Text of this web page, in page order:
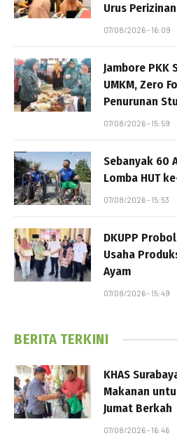
Urus Perizinan
07/08/2026 - 16:09
Jambore PKK
UMKM, Zero
Penurunan
07/08/2026 - 15:59
Sebanyak 60
Lomba HUT
07/08/2026 - 15:53
DKUPP
Usaha
Ayam
07/08/2026 - 15:49
BERITA TERKINI
KHAS
Makanan
Jumat Berkah
07/08/2026 - 16:46